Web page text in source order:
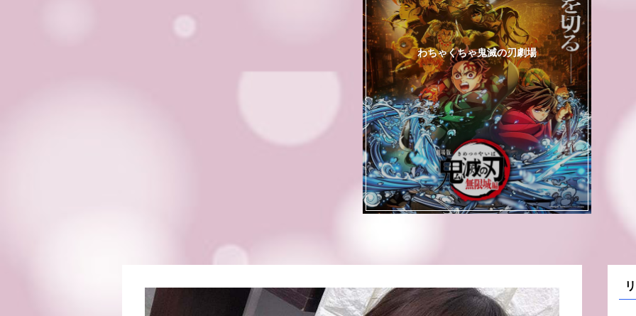
わちゃくちゃ鬼滅の刃劇場